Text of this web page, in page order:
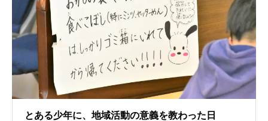
とある少年に、地域活動の意義を教わった日